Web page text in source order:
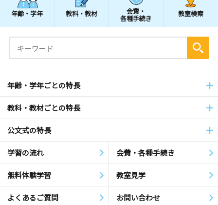
年齢・学年 教科・教材 会費・
各種手続き
教室検索
年齢・学年ごとの特長
教科・教材ごとの特長
公文式の特長
学習の流れ 会費・各種手続き
無料体験学習 教室見学
よくあるご質問 お問い合わせ